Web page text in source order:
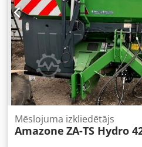
Mēslojuma izkliedētājs
Amazone ZA-TS Hydro